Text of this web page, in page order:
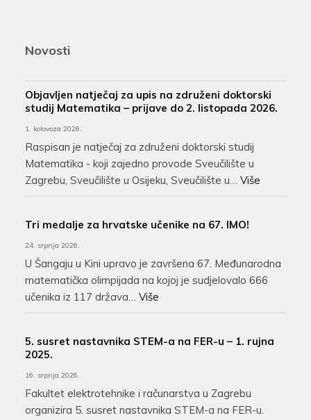
Novosti
Objavljen natječaj za upis na združeni doktorski
studij Matematika – prijave do 2. listopada 2026.
1. kolovoza 2026.
Raspisan je natječaj za združeni doktorski studij
Matematika - koji zajedno provode Sveučilište u
Zagrebu, Sveučilište u Osijeku, Sveučilište u… Više
Tri medalje za hrvatske učenike na 67. IMO!
24. srpnja 2026.
U Šangaju u Kini upravo je završena 67. Međunarodna
matematička olimpijada na kojoj je sudjelovalo 666
učenika iz 117 država… Više
5. susret nastavnika STEM-a na FER-u – 1. rujna
2025.
16. srpnja 2026.
Fakultet elektrotehnike i računarstva u Zagrebu
organizira 5. susret nastavnika STEM-a na FER-u.